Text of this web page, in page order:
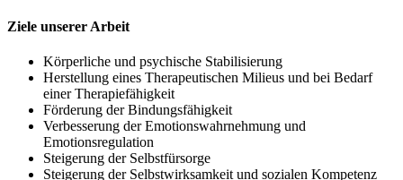
Ziele unserer Arbeit
Körperliche und psychische Stabilisierung
Herstellung eines Therapeutischen Milieus und bei Bedarf
einer Therapiefähigkeit
Förderung der Bindungsfähigkeit
Verbesserung der Emotionswahrnehmung und
Emotionsregulation
Steigerung der Selbstfürsorge
Steigerung der Selbstwirksamkeit und sozialen Kompetenz